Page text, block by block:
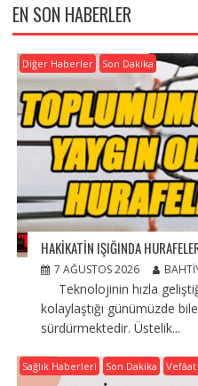
EN SON HABERLER
Diğer Haberler Son Dakika
HAKİKATİN IŞIĞINDA
7 AĞUSTOS 2026
Teknolojinin hızla
kolaylaştığı günümüzde
sürdürmektedir. Üstelik...
Sağlık Haberleri Son Dakika